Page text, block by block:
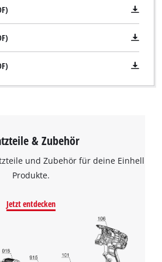
& Zubehör
und Zubehör für deine Einhell
Produkte.
Jetzt entdecken